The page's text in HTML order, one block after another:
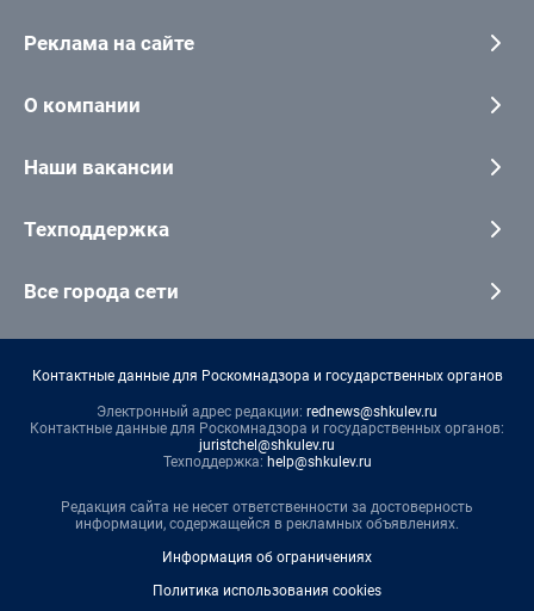
Реклама на сайте
О компании
Наши вакансии
Техподдержка
Все города сети
Контактные данные для Роскомнадзора и государственных органов
Электронный адрес редакции: rednews@shkulev.ru
Контактные данные для Роскомнадзора и государственных органов:
juristchel@shkulev.ru
Техподдержка: help@shkulev.ru
Редакция сайта не несет ответственности за достоверность
информации, содержащейся в рекламных объявлениях.
Информация об ограничениях
Политика использования cookies